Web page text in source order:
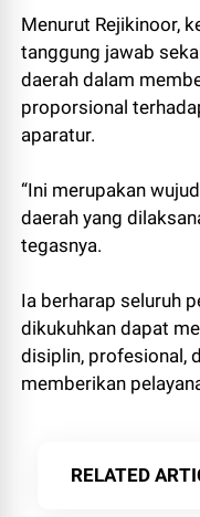
Menurut Rejikinoor,
tanggung jawab
daerah dalam
proporsional
aparatur.
“Ini merupakan
daerah yang
tegasnya.
Ia berharap seluruh
dikukuhkan dapat
disiplin, profesional,
memberikan
RELATED